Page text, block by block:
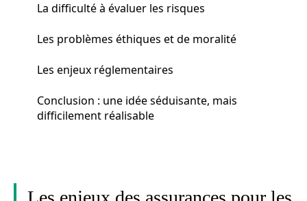
La difficulté à évaluer les risques
Les problèmes éthiques et de moralité
Les enjeux réglementaires
Conclusion : une idée séduisante, mais
difficilement réalisable